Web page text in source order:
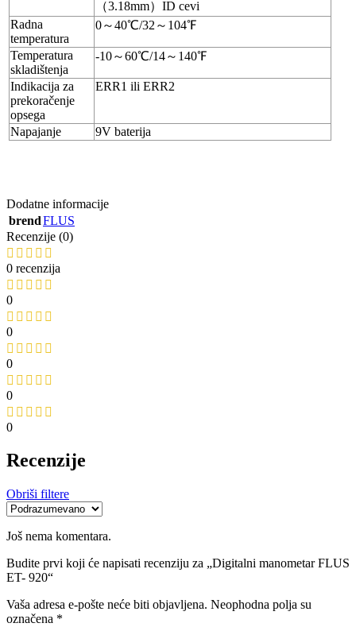
（3.18mm）ID cevi
Radna
temperatura
0～40℃/32～104℉
Temperatura
skladištenja
-10～60℃/14～140℉
Indikacija za
prekoračenje
opsega
ERR1 ili ERR2
Napajanje 9V baterija
Dodatne informacije
brendFLUS
Recenzije (0)
0 recenzija
0
0
0
0
0
Recenzije
Obriši filtere
Još nema komentara.
Budite prvi koji će napisati recenziju za „Digitalni manometar FLUS
ET- 920“
Vaša adresa e-pošte neće biti objavljena. Neophodna polja su
označena *